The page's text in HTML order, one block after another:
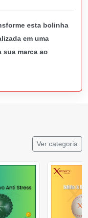
esta bolinha
em uma
sua marca ao
Ver categoria